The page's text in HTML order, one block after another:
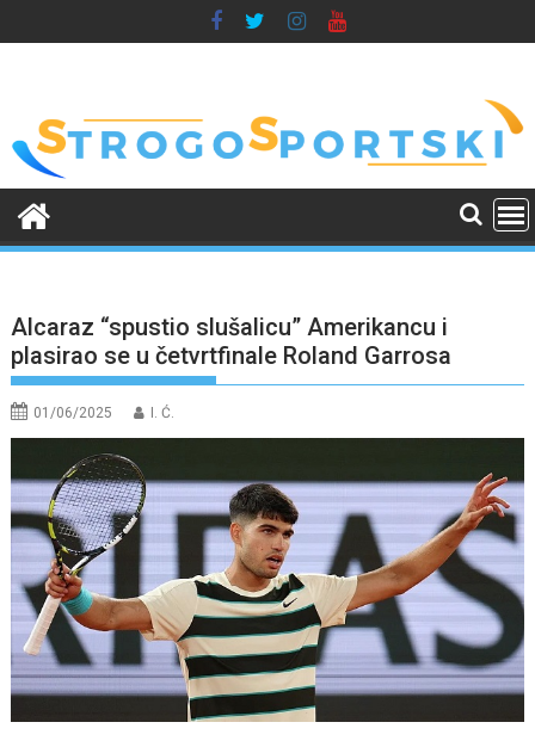
to
Alcaraz “spustio slušalicu” Amerikancu i
plasirao se u četvrtfinale Roland Garrosa
01/06/2025 I. Ć.